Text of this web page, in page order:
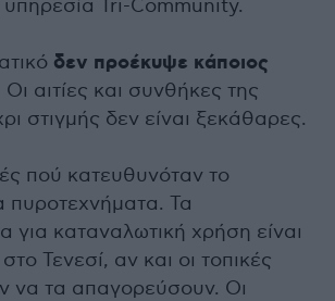
υπηρεσία Tri-Community.
δεν προέκυψε κάποιος
Οι αιτίες και συνθήκες της
στιγμής δεν είναι ξεκάθαρες.
πού κατευθυνόταν το
πυροτεχνήματα. Τα
για καταναλωτική χρήση είναι
Τενεσί, αν και οι τοπικές
να τα απαγορεύσουν. Οι